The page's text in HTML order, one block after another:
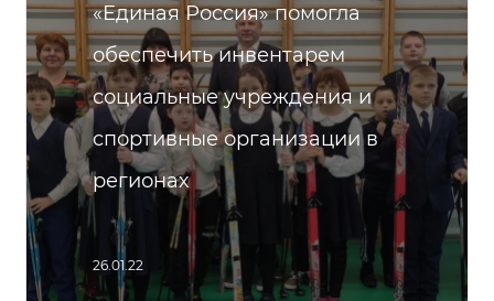
«Единая Россия» помогла
обеспечить инвентарем
социальные учреждения и
спортивные организации в
регионах
26.01.22